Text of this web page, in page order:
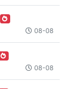
08-08
08-08